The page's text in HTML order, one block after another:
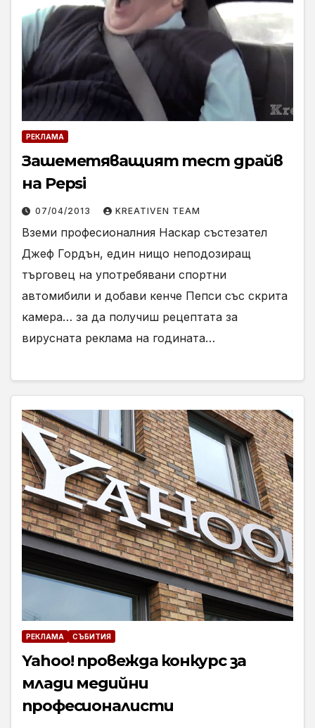
РЕКЛАМА
Зашеметяващият тест драйв
на Pepsi
07/04/2013 KREATIVEN TEAM
Вземи професионалния Наскар състезател
Джеф Гордън, един нищо неподозиращ
търговец на употребявани спортни
автомибили и добави кенче Пепси със скрита
камера… за да получиш рецептата за
вирусната реклама на годината…
РЕКЛАМА СЪБИТИЯ
Yahoo! провежда конкурс за
млади медийни
професионалисти